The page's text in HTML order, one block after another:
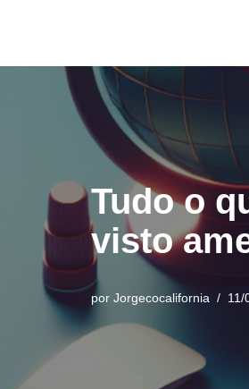
Tudo o
visto
por Jorgecocalifornia 11/